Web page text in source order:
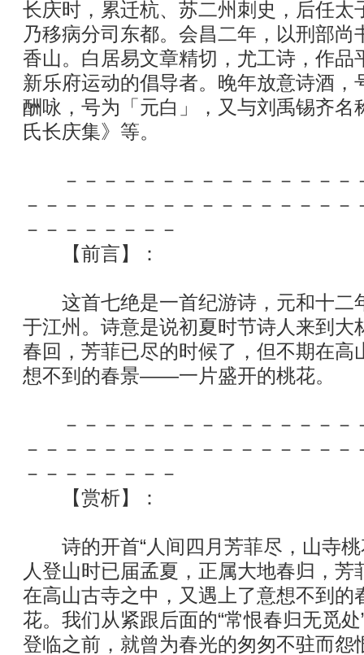
长庆时，累迁杭、苏二州刺史，后任太
乃移病分司东都。会昌二年，以刑部尚
香山。白居易文章精切，尤工诗，作品
新乐府运动的倡导者。晚年放意诗酒，
酬咏，号为「元白」，又与刘禹锡齐名
氏长庆集》等。
－－－－－－－－－－－－－－－
－－－－－－－－－－－－－－－－
－－－－－－－－
【前言】：
这首七绝是一首纪游诗，元和十二
于江州。诗意是说初夏时节诗人来到大
春回，芳菲已尽的时候了，但不期在高
想不到的春景——一片盛开的桃花。
－－－－－－－－－－－－－－－
－－－－－－－－－－－－－－－－
－－－－－－－－
【赏析】：
诗的开首“人间四月芳菲尽，山寺桃
人登山时已届孟夏，正属大地春归，
在高山古寺之中，又遇上了意想不到
花。我们从紧跟后面的“常恨春归无觅
登临之前，就曾为春光的匆匆不驻而怨